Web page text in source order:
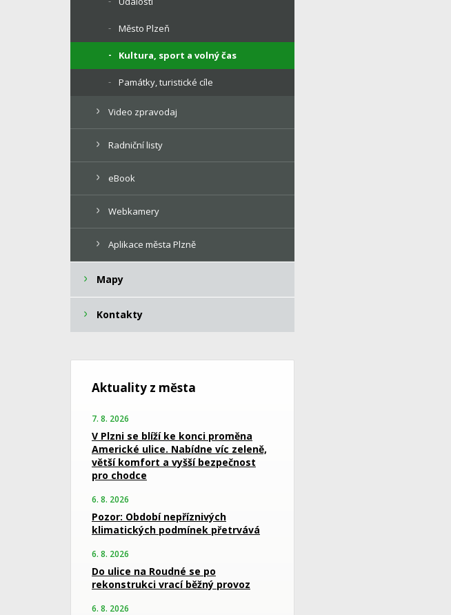
Město Plzeň
Kultura, sport a volný čas
Památky, turistické cíle
Video zpravodaj
Radniční listy
eBook
Webkamery
Aplikace města Plzně
Mapy
Kontakty
Aktuality z města
7. 8. 2026
V Plzni se blíží ke konci proměna
Americké ulice. Nabídne víc zeleně,
větší komfort a vyšší bezpečnost
pro chodce
6. 8. 2026
Pozor: Období nepříznivých
klimatických podmínek přetrvává
6. 8. 2026
Do ulice na Roudné se po
rekonstrukci vrací běžný provoz
6. 8. 2026